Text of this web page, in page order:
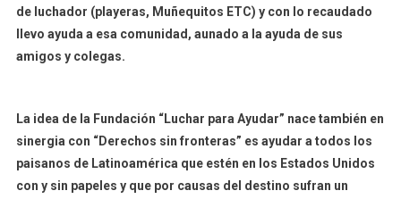
de luchador (playeras, Muñequitos ETC) y con lo recaudado
llevo ayuda a esa comunidad, aunado a la ayuda de sus
amigos y colegas.
La idea de la Fundación “Luchar para Ayudar” nace también en
sinergia con “Derechos sin fronteras” es ayudar a todos los
paisanos de Latinoamérica que estén en los Estados Unidos
con y sin papeles y que por causas del destino sufran un